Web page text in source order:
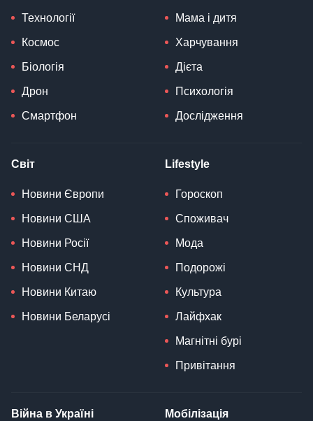
Технології
Космос
Біологія
Дрон
Смартфон
Мама і дитя
Харчування
Дієта
Психологія
Дослідження
Світ
Новини Європи
Новини США
Новини Росії
Новини СНД
Новини Китаю
Новини Беларусі
Lifestyle
Гороскоп
Споживач
Мода
Подорожі
Культура
Лайфхак
Магнітні бурі
Привітання
Війна в Україні Мобілізація